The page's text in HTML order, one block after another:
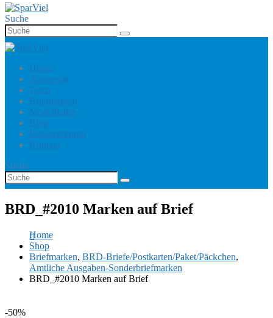
Suche
Home
Aquaristik
Teich
Briefmarken
Modellbahn
Blog
Benutzerkonto
Kontakt
Suche
BRD_#2010 Marken auf Brief
Home
Shop
Briefmarken, BRD-Briefe/Postkarten/Paket/Päckchen,
Amtliche Ausgaben-Sonderbriefmarken
BRD_#2010 Marken auf Brief
-50%